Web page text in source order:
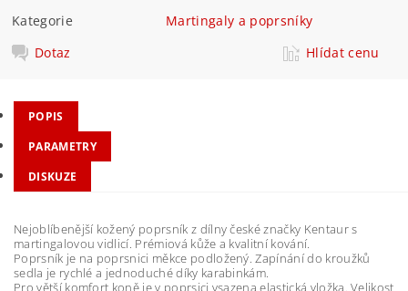
Kategorie
Martingaly a poprsníky
Dotaz
Hlídat cenu
POPIS
PARAMETRY
DISKUZE
Nejoblíbenější kožený poprsník z dílny české značky Kentaur s
martingalovou vidlicí. Prémiová kůže a kvalitní kování.
Poprsník je na poprsnici měkce podložený. Zapínání do kroužků
sedla je rychlé a jednoduché díky karabinkám.
Pro větší komfort koně je v poprsici vsazena elastická vložka. Velikost